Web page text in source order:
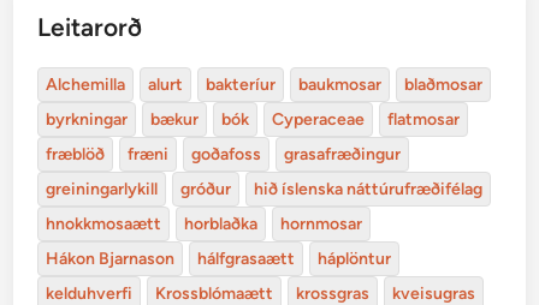
Leitarorð
Alchemilla alurt bakteríur baukmosar
blaðmosar
byrkningar
bækur bók Cyperaceae
flatmosar
fræblöð
fræni goðafoss
grasafræðingur
greiningarlykill
gróður
hið íslenska náttúrufræðifélag
hnokkmosaætt
horblaðka
hornmosar
Hákon Bjarnason
hálfgrasaætt
háplöntur
kelduhverfi
Krossblómaætt krossgras
kveisugras